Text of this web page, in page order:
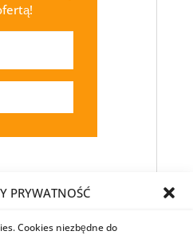
PRYWATNOŚĆ
Cookies niezbędne do
dodatkowe